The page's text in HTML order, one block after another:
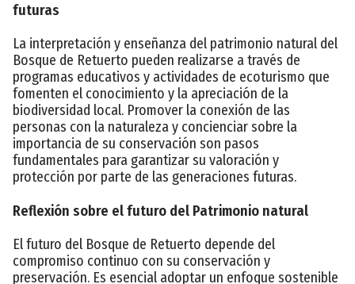
futuras
La interpretación y enseñanza del patrimonio natural del
Bosque de Retuerto pueden realizarse a través de
programas educativos y actividades de ecoturismo que
fomenten el conocimiento y la apreciación de la
biodiversidad local. Promover la conexión de las
personas con la naturaleza y concienciar sobre la
importancia de su conservación son pasos
fundamentales para garantizar su valoración y
protección por parte de las generaciones futuras.
Reflexión sobre el futuro del Patrimonio natural
El futuro del Bosque de Retuerto depende del
compromiso continuo con su conservación y
preservación. Es esencial adoptar un enfoque sostenible